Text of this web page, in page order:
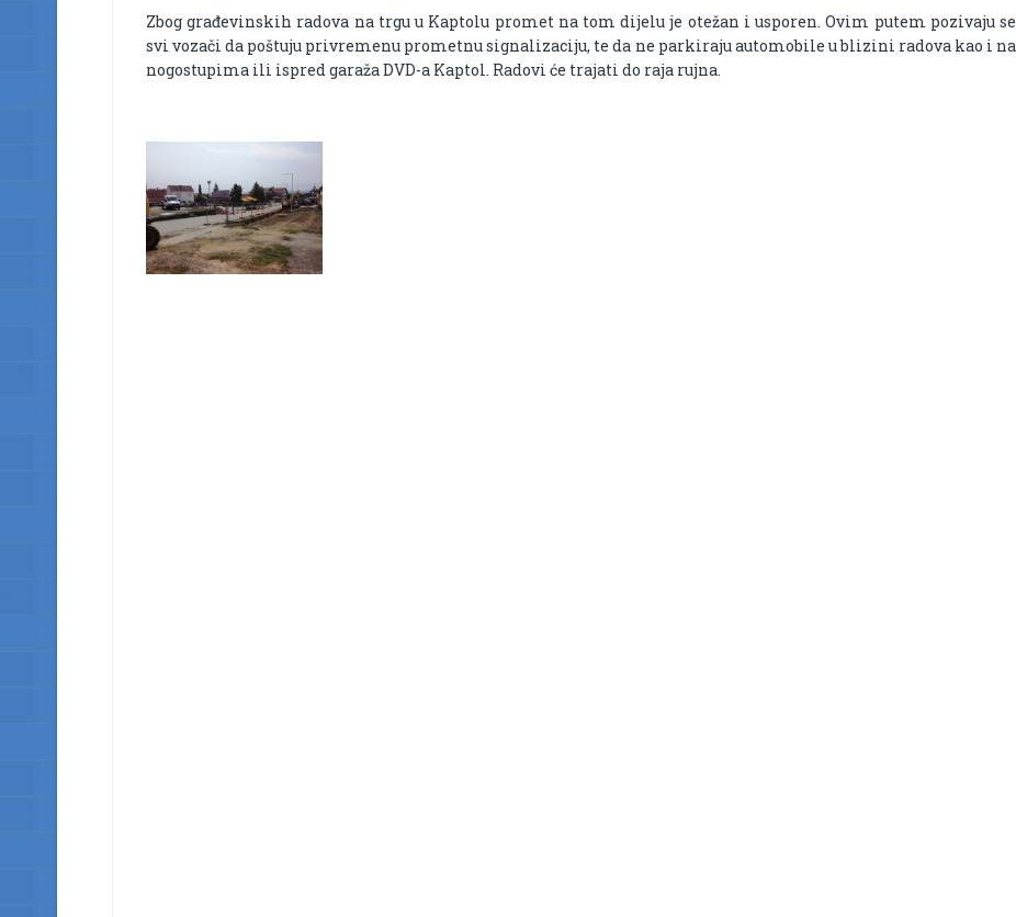
Zbog građevinskih radova na trgu u Kaptolu promet na tom dijelu je otežan i usporen. Ovim putem pozivaju se
svi vozači da poštuju privremenu prometnu signalizaciju, te da ne parkiraju automobile u blizini radova kao i na
nogostupima ili ispred garaža DVD-a Kaptol. Radovi će trajati do raja rujna.